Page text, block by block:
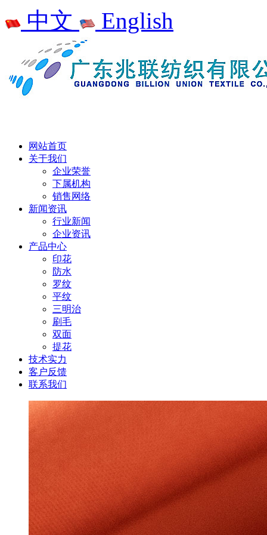
中文 English
网站首页
关于我们
企业荣誉
下属机构
销售网络
新闻资讯
行业新闻
企业资讯
产品中心
印花
防水
罗纹
平纹
三明治
刷毛
双面
提花
技术实力
客户反馈
联系我们